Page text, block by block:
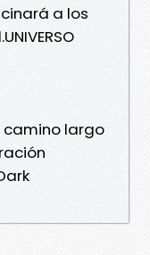
a los
camino largo